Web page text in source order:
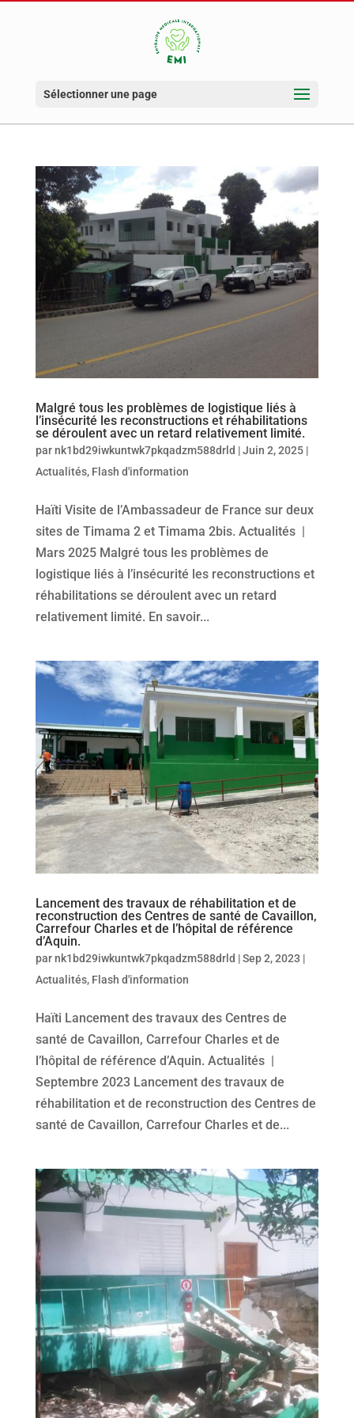
Sélectionner une page
Malgré tous les problèmes de logistique liés à
l’insécurité les reconstructions et réhabilitations
se déroulent avec un retard relativement limité.
parnk1bd29iwkuntwk7pkqadzm588drld |Juin 2, 2025|
Actualités, Flash d'information
Haïti Visite de l’Ambassadeur de France sur deux
sites de Timama 2 et Timama 2bis. Actualités |
Mars 2025 Malgré tous les problèmes de
logistique liés à l’insécurité les reconstructions et
réhabilitations se déroulent avec un retard
relativement limité. En savoir...
Lancement des travaux de réhabilitation et de
reconstruction des Centres de santé de Cavaillon,
Carrefour Charles et de l’hôpital de référence
d’Aquin.
parnk1bd29iwkuntwk7pkqadzm588drld |Sep 2, 2023 |
Actualités, Flash d'information
Haïti Lancement des travaux des Centres de
santé de Cavaillon, Carrefour Charles et de
l’hôpital de référence d’Aquin. Actualités |
Septembre 2023 Lancement des travaux de
réhabilitation et de reconstruction des Centres de
santé de Cavaillon, Carrefour Charles et de...